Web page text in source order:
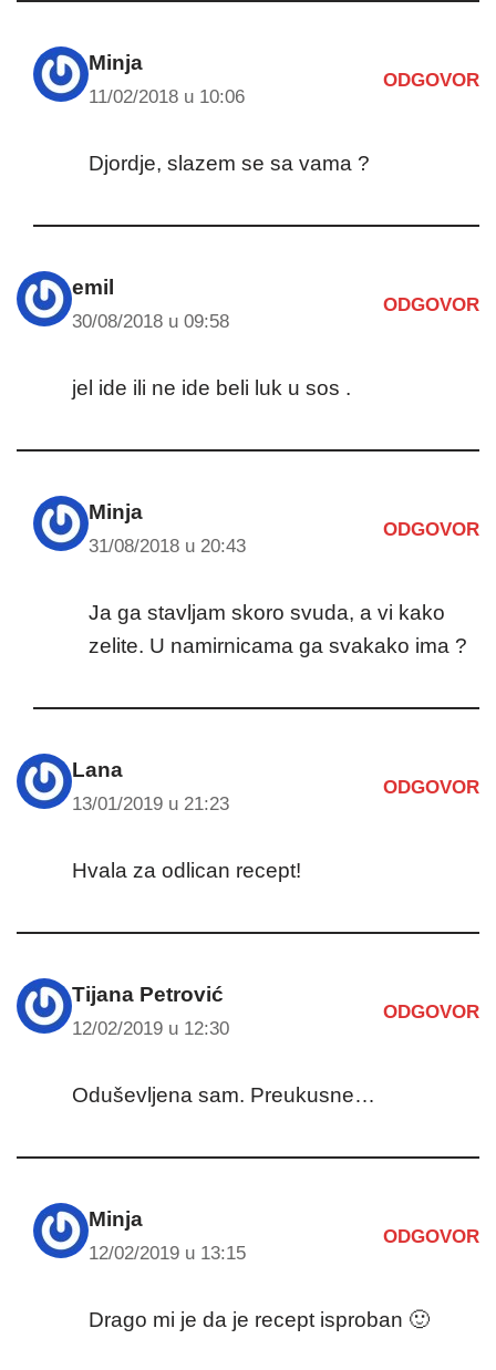
Minja
11/02/2018 u 10:06
ODGOVOR
Djordje, slazem se sa vama ?
emil
30/08/2018 u 09:58
ODGOVOR
jel ide ili ne ide beli luk u sos .
Minja
31/08/2018 u 20:43
ODGOVOR
Ja ga stavljam skoro svuda, a vi kako
zelite. U namirnicama ga svakako ima ?
Lana
13/01/2019 u 21:23
ODGOVOR
Hvala za odlican recept!
Tijana Petrović
12/02/2019 u 12:30
ODGOVOR
Oduševljena sam. Preukusne…
Minja
12/02/2019 u 13:15
ODGOVOR
Drago mi je da je recept isproban 🙂